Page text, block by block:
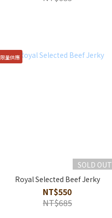
限量供應
SOLD OUT
Royal Selected Beef Jerky
NT$550
NT$685